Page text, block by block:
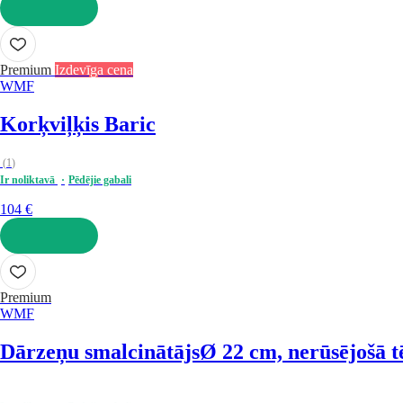
LIKT GROZĀ
Premium Izdevīga cena
WMF
Korķviļķis Baric
(1)
Ir noliktavā
Pēdējie gabali
104 €
LIKT GROZĀ
Premium
WMF
Dārzeņu smalcinātājsØ 22 cm, nerūsējošā